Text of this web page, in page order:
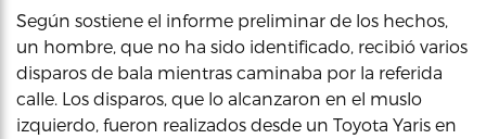
Según sostiene el informe preliminar de los hechos,
un hombre, que no ha sido identificado, recibió varios
disparos de bala mientras caminaba por la referida
calle. Los disparos, que lo alcanzaron en el muslo
izquierdo, fueron realizados desde un Toyota Yaris en